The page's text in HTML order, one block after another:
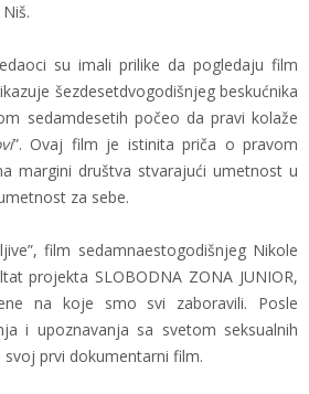
su imali prilike da pogledaju film
šezdesetdvogodišnjeg beskućnika
sedamdesetih počeo da pravi kolaže
”. Ovaj film je istinita priča o pravom
margini društva stvarajući umetnost u
za sebe.
film sedamnaestogodišnjeg Nikole
projekta SLOBODNA ZONA JUNIOR,
na koje smo svi zaboravili. Posle
i upoznavanja sa svetom seksualnih
prvi dokumentarni film.